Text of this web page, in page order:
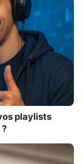
playlists